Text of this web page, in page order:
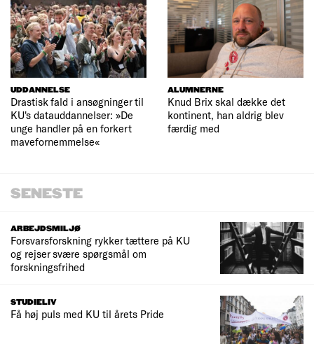
UDDANNELSE
Drastisk fald i ansøgninger til
KU's datauddannelser: »De
unge handler på en forkert
mavefornemmelse«
ALUMNERNE
Knud Brix skal dække det
kontinent, han aldrig blev
færdig med
SENESTE
ARBEJDSMILJØ
Forsvarsforskning rykker tættere på KU
og rejser svære spørgsmål om
forskningsfrihed
STUDIELIV
Få høj puls med KU til årets Pride